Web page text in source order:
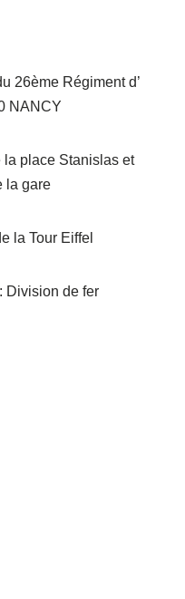
26ème Régiment d’
NANCY
la place Stanislas et
la gare
la Tour Eiffel
Division de fer